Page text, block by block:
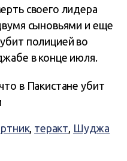
своего лидера
сыновьями и еще
полицией во
в конце июля.
в Пакистане убит
, теракт, Шуджа